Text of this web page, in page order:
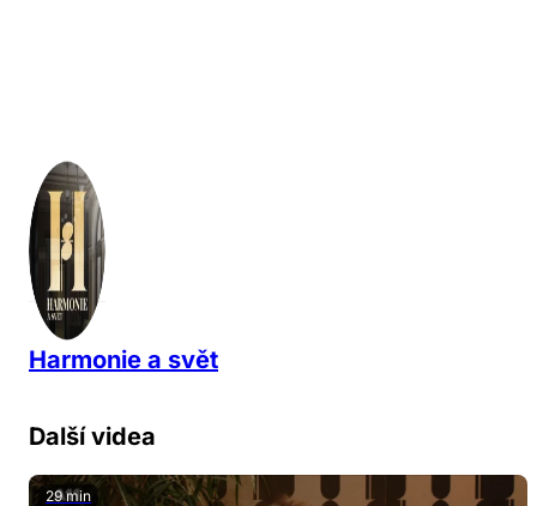
Harmonie a svět
Další videa
29 min